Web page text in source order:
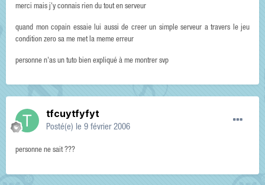
merci mais j'y connais rien du tout en serveur
quand mon copain essaie lui aussi de creer un simple serveur a travers le jeu
condition zero sa me met la meme erreur
personne n'as un tuto bien expliqué à me montrer svp
tfcuytfyfyt
Posté(e) le 9 février 2006
personne ne sait ???